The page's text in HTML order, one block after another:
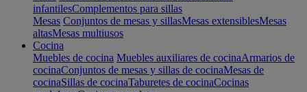
infantilesComplementos para sillas
Mesas Conjuntos de mesas y sillasMesas extensiblesMesas
altasMesas multiusos
Cocina
Muebles de cocina Muebles auxiliares de cocinaArmarios de
cocinaConjuntos de mesas y sillas de cocinaMesas de
cocinaSillas de cocinaTaburetes de cocinaCocinas